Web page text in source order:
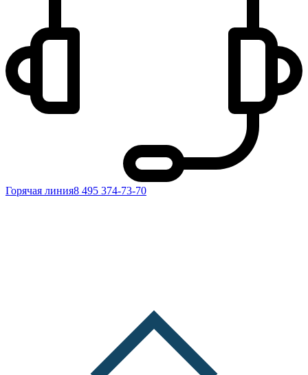
Горячая линия8 495 374-73-70